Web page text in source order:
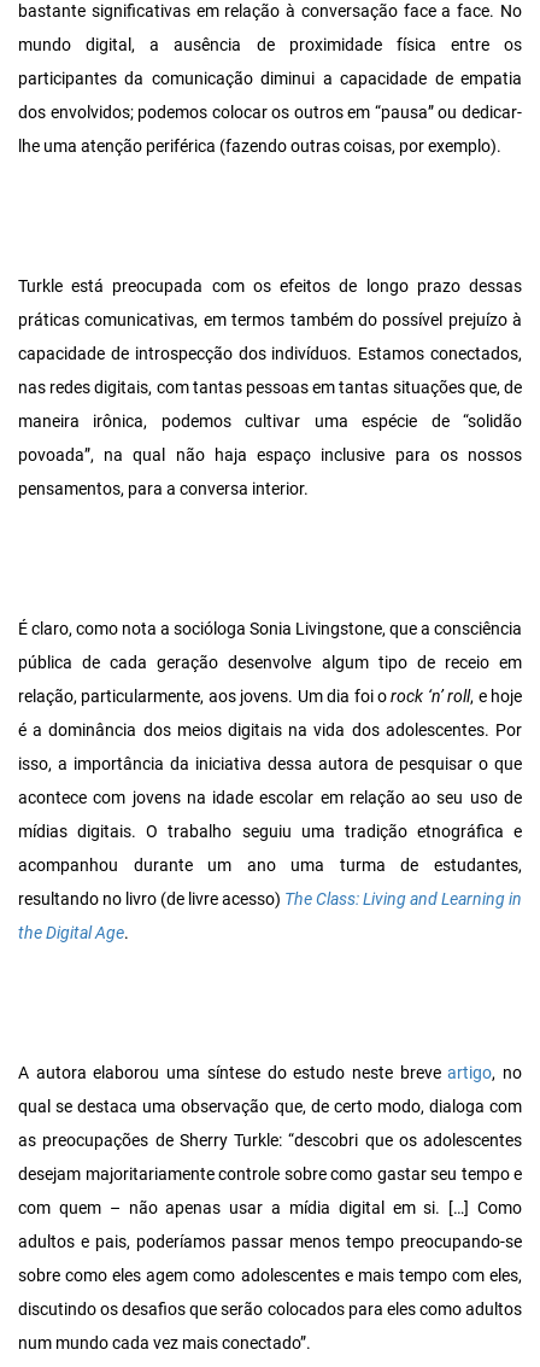
bastante significativas em relação à conversação face a face. No
mundo digital, a ausência de proximidade física entre os
participantes da comunicação diminui a capacidade de empatia
dos envolvidos; podemos colocar os outros em “pausa” ou dedicar-
lhe uma atenção periférica (fazendo outras coisas, por exemplo).
Turkle está preocupada com os efeitos de longo prazo dessas
práticas comunicativas, em termos também do possível prejuízo à
capacidade de introspecção dos indivíduos. Estamos conectados,
nas redes digitais, com tantas pessoas em tantas situações que, de
maneira irônica, podemos cultivar uma espécie de “solidão
povoada”, na qual não haja espaço inclusive para os nossos
pensamentos, para a conversa interior.
É claro, como nota a socióloga Sonia Livingstone, que a consciência
pública de cada geração desenvolve algum tipo de receio em
relação, particularmente, aos jovens. Um dia foi orock ‘n’ roll, e hoje
é a dominância dos meios digitais na vida dos adolescentes. Por
isso, a importância da iniciativa dessa autora de pesquisar o que
acontece com jovens na idade escolar em relação ao seu uso de
mídias digitais. O trabalho seguiu uma tradição etnográfica e
acompanhou durante um ano uma turma de estudantes,
resultando no livro (de livre acesso) The Class: Living and Learning in
the Digital Age.
A autora elaborou uma síntese do estudo neste breveartigo, no
qual se destaca uma observação que, de certo modo, dialoga com
as preocupações de Sherry Turkle: “descobri que os adolescentes
desejam majoritariamente controle sobre como gastar seu tempo e
com quem – não apenas usar a mídia digital em si. […] Como
adultos e pais, poderíamos passar menos tempo preocupando-se
sobre como eles agem como adolescentes e mais tempo com eles,
discutindo os desafios que serão colocados para eles como adultos
num mundo cada vez mais conectado”.